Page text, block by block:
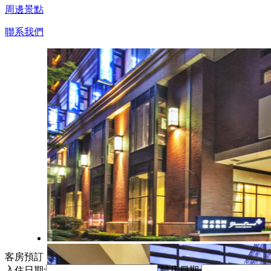
周邊景點
聯系我們
客房預訂